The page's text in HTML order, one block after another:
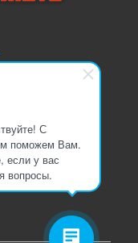
С
поможем Вам.
если у вас
вопросы.